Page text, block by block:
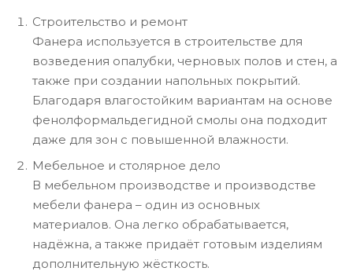
Строительство и ремонт
Фанера используется в строительстве для
возведения опалубки, черновых полов и стен, а
также при создании напольных покрытий.
Благодаря влагостойким вариантам на основе
фенолформальдегидной смолы она подходит
даже для зон с повышенной влажности.
Мебельное и столярное дело
В мебельном производстве и производстве
мебели фанера – один из основных
материалов. Она легко обрабатывается,
надёжна, а также придаёт готовым изделиям
дополнительную жёсткость.